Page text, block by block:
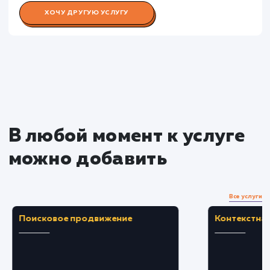
Преимущества
Увеличение взаимодействия посетителей с
контентом, улучшение SEO.